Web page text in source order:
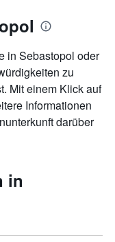
in Sebastopol oder
zu
Mit einem Klick auf
Informationen
darüber
in